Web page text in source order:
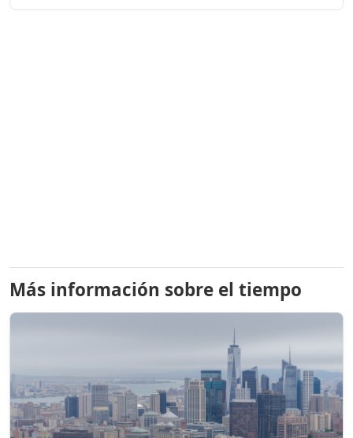
Más información sobre el tiempo